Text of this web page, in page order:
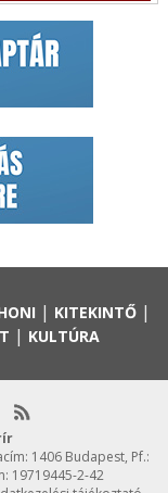
| KITEKINTŐ|
| KULTÚRA
1406 Budapest, Pf.:
19719445-2-42